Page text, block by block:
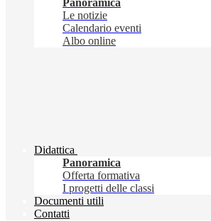
Panoramica
Le notizie
Calendario eventi
Albo online
Didattica
Panoramica
Offerta formativa
I progetti delle classi
Documenti utili
Contatti